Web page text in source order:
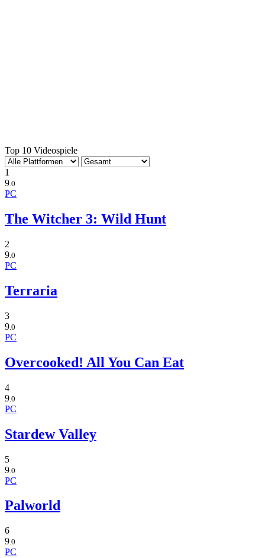
Top 10 Videospiele
1
9.0
PC
The Witcher 3: Wild Hunt
2
9.0
PC
Terraria
3
9 .0
PC
Overcooked! All You Can Eat
4
9 .0
PC
Stardew Valley
5
9 .0
PC
Palworld
6
9.0
PC